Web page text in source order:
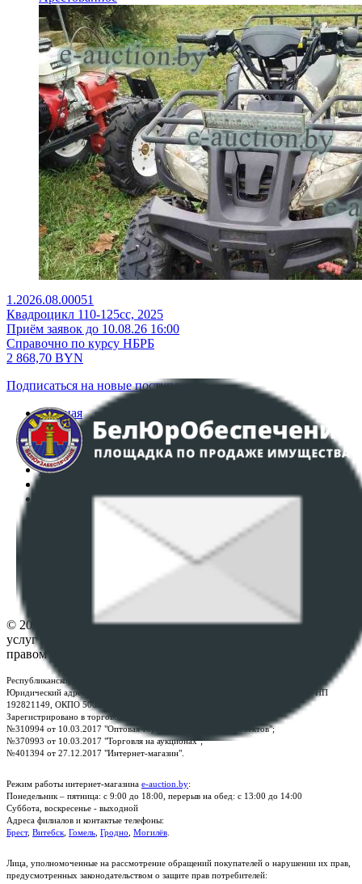
1.2026.08.00051
Квадроцикл 110-125сс, 2025
Приём заявок до 10.08.26 16:00
Справочно по курсу НБРБ
2 868,70 BYN
Подписаться на новые поступления
Главная
Аукционы
Интернет-магазин
Регламент организации и проведения торгов
Политика в отношении обработки персональных
ПОЛОЖЕНИЕ О ПОЛИТИКЕ ОБРАБОТКИ COOKIE-
Настройки cookie-файлов
© 2026 Республиканское унитарное предприятие по оказанию
услуг "БелЮрОбеспечение" - Все права защищены авторским
правом
Республиканское унитарное предприятие по оказанию услуг "БелЮрОбеспечение"
Юридический адрес: г. Минск, пр-т. Дзержинского, 1Б, e-mail:
, УНП
192821149, ОКПО 500111895000
Зарегистрировано в торговом реестре Республики Беларусь:
№310994 от 10.03.2017 "Оптовая торговля без торговых объектов";
№370993 от 10.03.2017 "Торговля на аукционах";
№401394 от 27.12.2017 "Интернет-магазин".
Режим работы интернет-магазина e-auction.by:
Понедельник – пятница: с 9:00 до 18:00, перерыв на обед: с 13:00 до 14:00
Суббота, воскресенье - выходной
Адреса филиалов и контактые телефоны:
Брест, Витебск Гомель Гродно Могилёв
Лица, уполномоченные на рассмотрение обращений покупателей о нарушении их прав,
предусмотренных законодательством о защите прав потребителей: